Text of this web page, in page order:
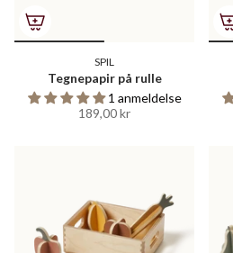
SPIL
Tegnepapir på rulle
1 anmeldelse
189,00 kr